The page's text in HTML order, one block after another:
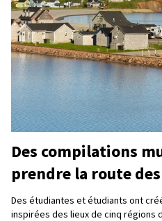
Des compilations
prendre la route
Des étudiantes et étudiants ont
inspirées des lieux de cinq régions